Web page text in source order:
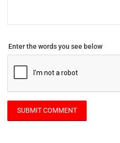
Enter the words you see below